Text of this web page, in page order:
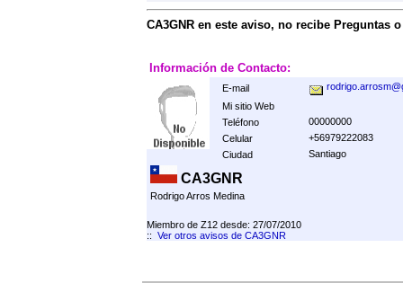
CA3GNR en este aviso, no recibe Preguntas
Información de Contacto:
E-mail
Mi sitio Web
Teléfono
00000000
Celular
+56979222083
Ciudad
Santiago
CA3GNR
Rodrigo Arros Medina
Miembro de Z12 desde: 27/07/2010
:: Ver otros avisos de CA3GNR